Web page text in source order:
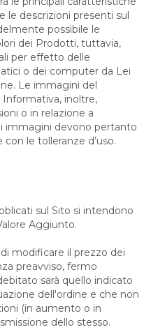
le descrizioni presenti sul
possibile le
dei Prodotti, tuttavia,
per effetto delle
o dei computer da Lei
Le immagini del
inoltre,
o in relazione a
immagini devono pertanto
le tolleranze d’uso.
sul Sito si intendono
Aggiunto.
modificare il prezzo dei
preavviso, fermo
sarà quello indicato
dell'ordine e che non
(in aumento o in
dello stesso.